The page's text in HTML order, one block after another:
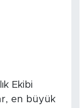
Ekibi
en büyük